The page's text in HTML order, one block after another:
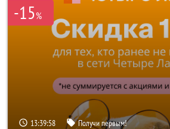
-15%
13:39:56 Получи первым!